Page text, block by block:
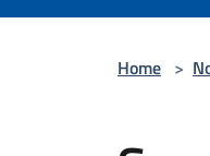
Home >